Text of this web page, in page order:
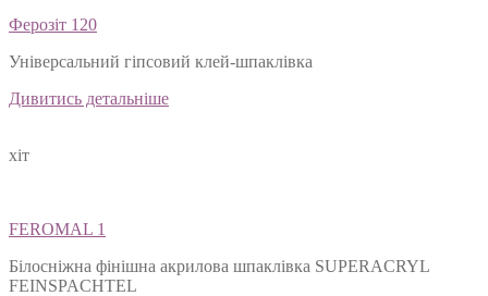
Ферозіт 120
Універсальний гіпсовий клей-шпаклівка
Дивитись детальніше
хіт
FEROMAL 1
Білосніжна фінішна акрилова шпаклівка SUPERACRYL
FEINSPACHTEL